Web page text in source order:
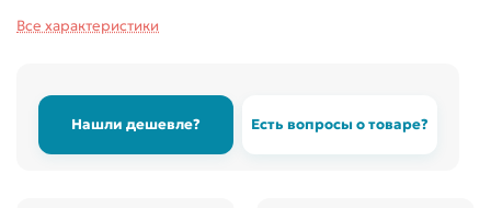
Все характеристики
Нашли дешевле? Есть вопросы о товаре?